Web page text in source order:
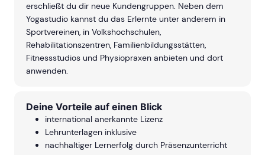
erschließt du dir neue Kundengruppen. Neben dem
Yogastudio kannst du das Erlernte unter anderem in
Sportvereinen, in Volkshochschulen,
Rehabilitationszentren, Familienbildungsstätten,
Fitnessstudios und Physiopraxen anbieten und dort
anwenden.
Deine Vorteile auf einen Blick
international anerkannte Lizenz
Lehrunterlagen inklusive
nachhaltiger Lernerfolg durch Präsenzunterricht